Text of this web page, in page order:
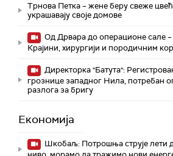
Трнова Петка – жене беру свеже
украшавају своје домове
Од Дрвара до операционе сале
Крајини, хирургији и породичним
Директорка "Батута":
грознице западног Нила, потребан
разлога за бригу
Економија
Шкобаљ: Потрошња струје лети